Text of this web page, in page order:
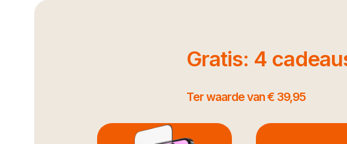
Gratis: 4
Ter waarde van € 39,95